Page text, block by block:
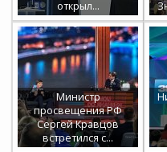
открыл…
Министр
просвещения РФ
Сергей Кравцов
встретился с…